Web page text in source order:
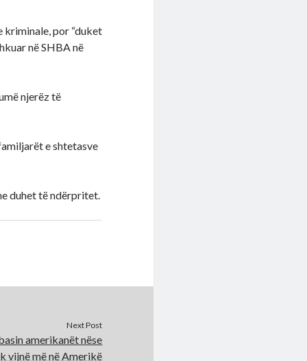
kriminale, por “duket
në SHBA në
njerëz të
e shtetasve
duhet të ndërpritet.
Next Post
amerikanët nëse
vijnë më në Amerikë